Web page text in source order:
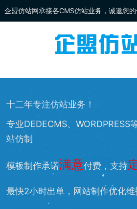
企盟仿站网承接各CMS仿站业务，诚邀您的
DEDECMS仿站 、
、网站兼容等服务，欢迎您的访问！
十二年专注仿站业务！
专业DEDECMS、WORDPRESS
站仿制
模板制作承诺满意付费，支持
最快2小时出单，网站制作优化维